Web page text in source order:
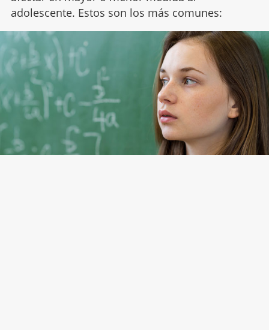
adolescente. Estos son los más comunes: